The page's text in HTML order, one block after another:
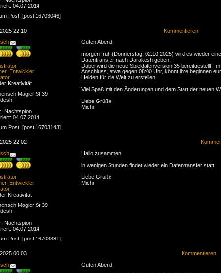
04.07.2014
Post: [post:16703046]
22:10
Kommentieren
, Entwickler
Kreativität
Magier St.39
Nachtspion
04.07.2014
Post: [post:16703143]
Guten Abend,
morgen früh (Donnerstag, 02.10.2025) wird es wieder
Datentransfer nach Darakesh geben.
Dabei wird die neue Spieldatenversion 35 bereitgestellt. Im
Anschluss, etwa gegen 08:00 Uhr, könnt ihre beginnen
Helden für die Welt zu erstellen.
Viel Spaß mit den Änderungen und dem Start der neuen
Liebe Grüße
Michi
22:02
, Entwickler
Kreativität
Magier St.39
Nachtspion
04.07.2014
Post: [post:16703381]
Hallo zusammen,
in wenigen Stunden findet wieder ein Datentransfer statt.
Liebe Grüße
Michi
00:03
Kommentieren
Guten Abend,